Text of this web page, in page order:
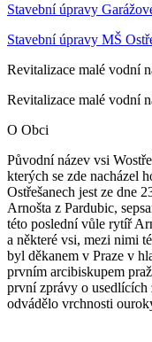
Stavební úpravy
Stavební úpravy MŠ
Revitalizace malé vodní
Revitalizace malé vodní
O Obci
Původní název vsi
kterých se zde nacházel
Ostřešanech jest ze dne
Arnošta z Pardubic,
této poslední vůle rytíř
a některé vsi, mezi nimi
byl děkanem v Praze v
prvním arcibiskupem
první zprávy o usedlících
odvádělo vrchnosti